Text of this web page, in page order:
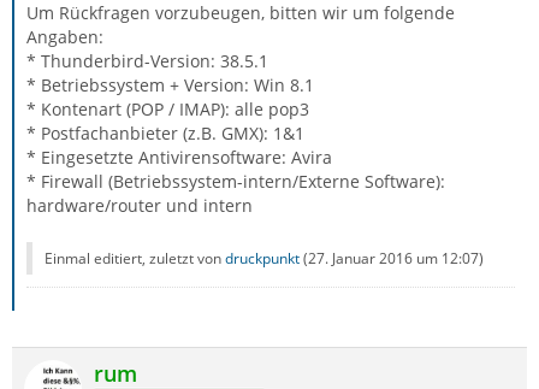
Um Rückfragen vorzubeugen, bitten wir um folgende
Angaben:
* Thunderbird-Version: 38.5.1
* Betriebssystem + Version: Win 8.1
* Kontenart (POP / IMAP): alle pop3
* Postfachanbieter (z.B. GMX): 1&1
* Eingesetzte Antivirensoftware: Avira
* Firewall (Betriebssystem-intern/Externe Software):
hardware/router und intern
Einmal editiert, zuletzt vondruckpunkt(27. Januar 2016 um 12:07)
rum